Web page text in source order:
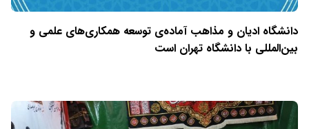
دانشگاه ادیان و مذاهب آماده‌ی توسعه همکاری‌های علمی و
بین‌المللی با دانشگاه تهران است